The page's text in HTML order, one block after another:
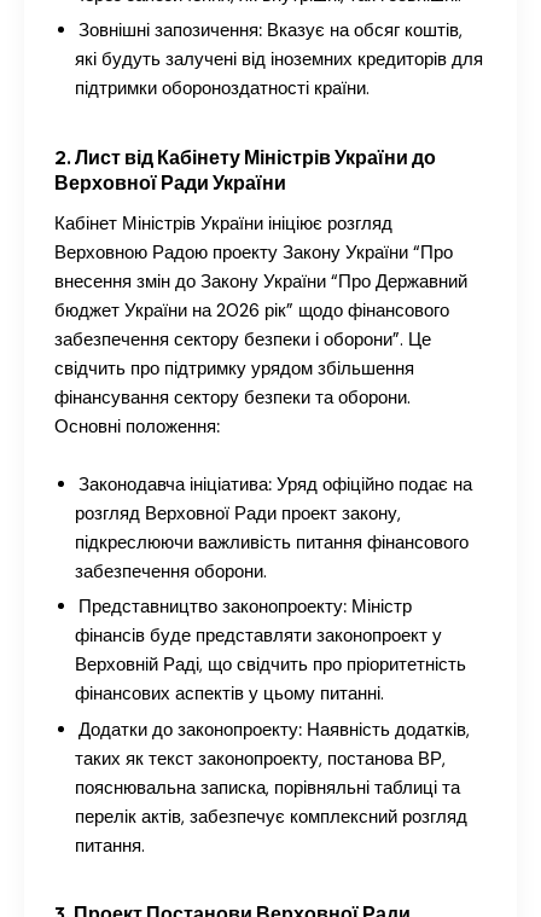
Зовнішні запозичення: Вказує на обсяг коштів,
які будуть залучені від іноземних кредиторів для
підтримки обороноздатності країни.
2. Лист від Кабінету Міністрів України до
Верховної Ради України
Кабінет Міністрів України ініціює розгляд
Верховною Радою проекту Закону України “Про
внесення змін до Закону України “Про Державний
бюджет України на 2026 рік” щодо фінансового
забезпечення сектору безпеки і оборони”. Це
свідчить про підтримку урядом збільшення
фінансування сектору безпеки та оборони.
Основні положення:
Законодавча ініціатива: Уряд офіційно подає на
розгляд Верховної Ради проект закону,
підкреслюючи важливість питання фінансового
забезпечення оборони.
Представництво законопроекту: Міністр
фінансів буде представляти законопроект у
Верховній Раді, що свідчить про пріоритетність
фінансових аспектів у цьому питанні.
Додатки до законопроекту: Наявність додатків,
таких як текст законопроекту, постанова ВР,
пояснювальна записка, порівняльні таблиці та
перелік актів, забезпечує комплексний розгляд
питання.